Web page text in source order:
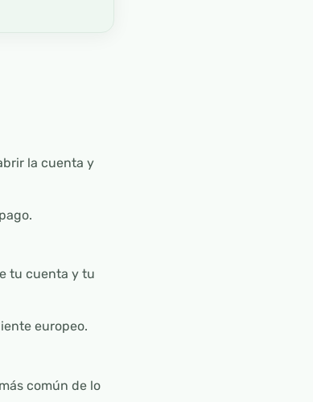
la cuenta y
tu cuenta y tu
europeo.
común de lo